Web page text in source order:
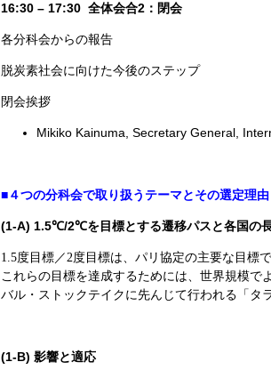
16:30 – 17:30 全体会合2：閉会
各分科会からの報告
脱炭素社会に向けた今後のステップ
閉会挨拶
Mikiko Kainuma, Secretary General,
■４つの分科会で取り扱うテーマとその選定理由
(1-A) 1.5℃/2℃を目標とする遷移パスと各国の
1.5度目標／2度目標は、パリ協定の主要な目標
これらの目標を達成するためには、世界規模で
バル・ストックテイクに先んじて行われる「タ
(1-B) 影響と適応